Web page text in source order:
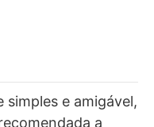
e amigável,
a